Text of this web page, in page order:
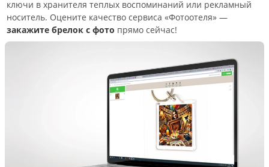
ключи в хранителя теплых воспоминаний или рекламный
носитель. Оцените качество сервиса «Фотоотеля» —
закажите брелок с фото прямо сейчас!